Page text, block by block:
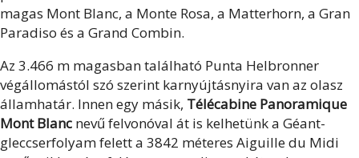
magas Mont Blanc, a Monte Rosa, a Matterhorn, a Gran
Paradiso és a Grand Combin.
Az 3.466 m magasban található Punta Helbronner
végállomástól szó szerint karnyújtásnyira van az olasz
államhatár. Innen egy másik, Télécabine Panoramique
Mont Blanc nevű felvonóval át is kelhetünk a Géant-
gleccserfolyam felett a 3842 méteres Aiguille du Midi